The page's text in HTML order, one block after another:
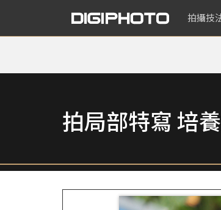
拍攝技
拍局部特寫 培